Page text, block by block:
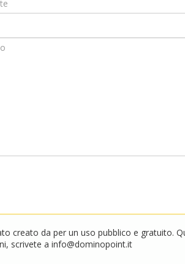
creato da per un uso pubblico e gratuito.
scrivete a info@dominopoint.it